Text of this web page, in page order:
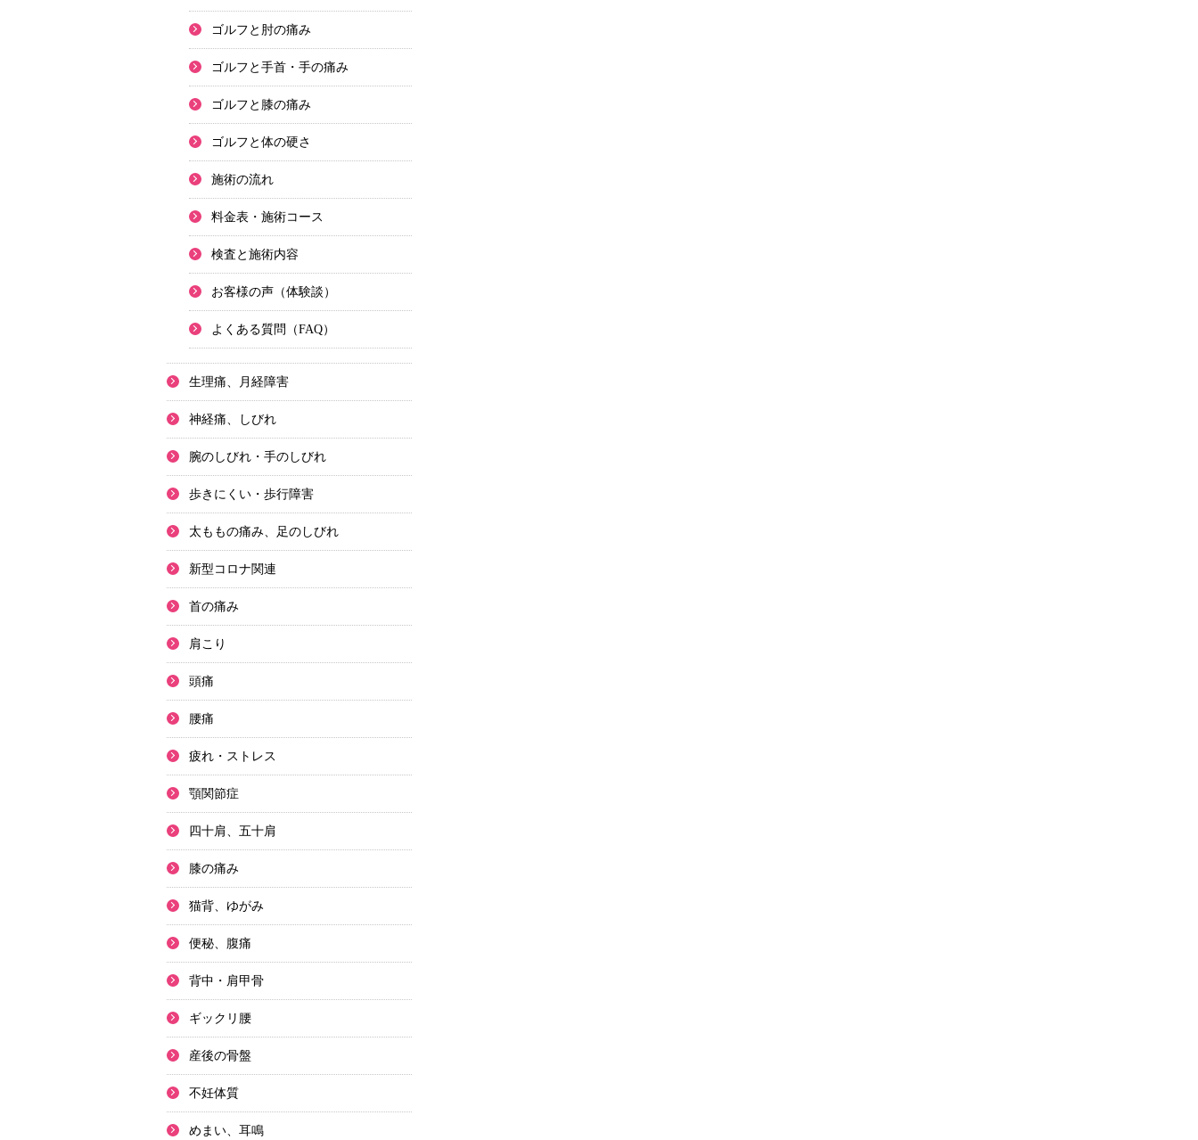
ゴルフと肘の痛み
ゴルフと手首・手の痛み
ゴルフと膝の痛み
ゴルフと体の硬さ
施術の流れ
料金表・施術コース
検査と施術内容
お客様の声（体験談）
よくある質問（FAQ）
生理痛、月経障害
神経痛、しびれ
腕のしびれ・手のしびれ
歩きにくい・歩行障害
太ももの痛み、足のしびれ
新型コロナ関連
首の痛み
肩こり
頭痛
腰痛
疲れ・ストレス
顎関節症
四十肩、五十肩
膝の痛み
猫背、ゆがみ
便秘、腹痛
背中・肩甲骨
ギックリ腰
産後の骨盤
不妊体質
めまい、耳鳴